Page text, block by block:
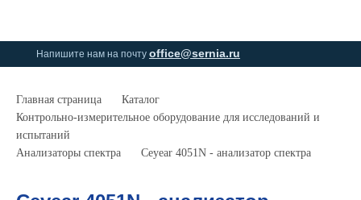
Напишите нам на почту office@sernia.ru
Главная страница
Каталог
Контрольно-измерительное оборудование для исследований и
испытаний
Анализаторы спектра
Ceyear 4051N - анализатор спектра